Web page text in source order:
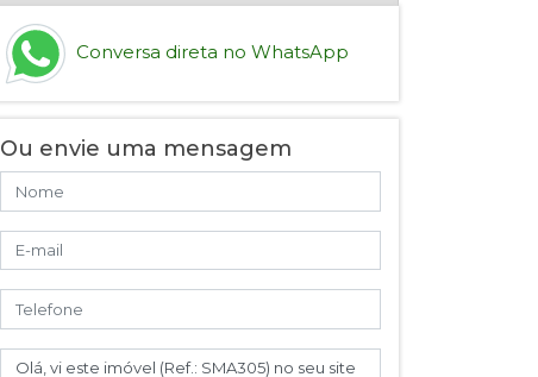
Conversa direta no WhatsApp
Ou envie uma mensagem